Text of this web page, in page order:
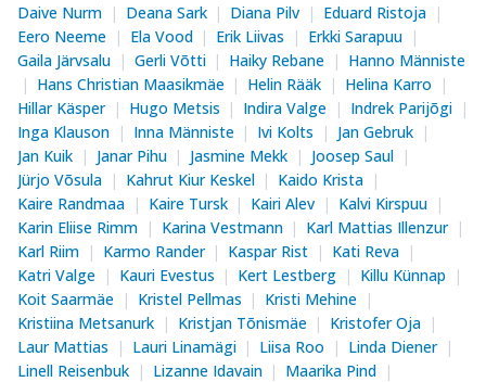
Daive Nurm
Deana Sark Diana Pilv
Eduard Ristoja
Eero Neeme
Ela Vood Erik Liivas
Erkki Sarapuu
Gaila Järvsalu
Gerli Võtti Haiky Rebane
Hanno Männiste
Hans Christian Maasikmäe
Helin Rääk
Helina Karro
Hillar Käsper
Hugo Metsis Indira Valge
Indrek Parijõgi
Inga Klauson
Inna Männiste Ivi Kolts
Jan Gebruk
Jan Kuik
Janar Pihu Jasmine Mekk
Joosep Saul
Jürjo Võsula
Kahrut Kiur Keskel
Kaido Krista
Kaire Randmaa
Kaire Tursk Kairi Alev
Kalvi Kirspuu
Karin Eliise Rimm
Karina Vestmann
Karl Mattias Illenzur
Karl Riim
Karmo Rander Kaspar Rist
Kati Reva
Katri Valge
Kauri Evestus Kert Lestberg
Killu Künnap
Koit Saarmäe
Kristel Pellmas
Kristi Mehine
Kristiina Metsanurk
Kristjan Tõnismäe
Kristofer Oja
Laur Mattias
Lauri Linamägi Liisa Roo
Linda Diener
Linell Reisenbuk
Lizanne Idavain
Maarika Pind